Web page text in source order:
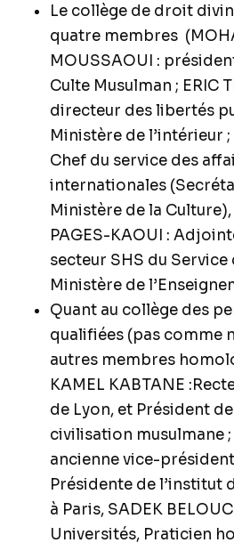
Le collège de droit
quatre membres
MOUSSAOUI :
Culte Musulman ; ERIC
directeur des libertés
Ministère de l’intérieur ;
Chef du service des
internationales
Ministère de la Culture),
PAGES-KAOUI :
secteur SHS du
Ministère de
Quant au collège des
qualifiées (pas comme
autres membres
KAMEL KABTANE
de Lyon, et Président
civilisation musulmane ;
ancienne vice-
Présidente de l’institut
à Paris, SADEK
Universités, Praticien